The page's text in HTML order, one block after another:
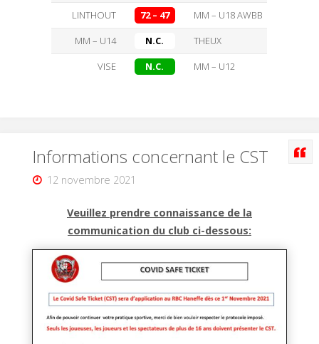
LINTHOUT
72 – 47
MM – U18 AWBB
MM – U14
N.C.
THEUX
VISE
N.C. MM – U12
Informations concernant le CST
12 novembre 2021
Veuillez prendre connaissance de la
communication du club ci-dessous: